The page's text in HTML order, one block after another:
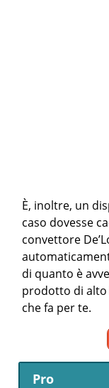
È, inoltre, un
caso dovesse
convettore
di quanto è
prodotto di
che fa per te.
Pro